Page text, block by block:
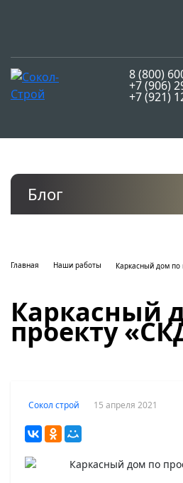
8 (800)
+7 (906)
+7 (921)
Главная Наши работы Каркасный дом по
Каркасный
проекту
Сокол строй 15 апреля 2021
Блог